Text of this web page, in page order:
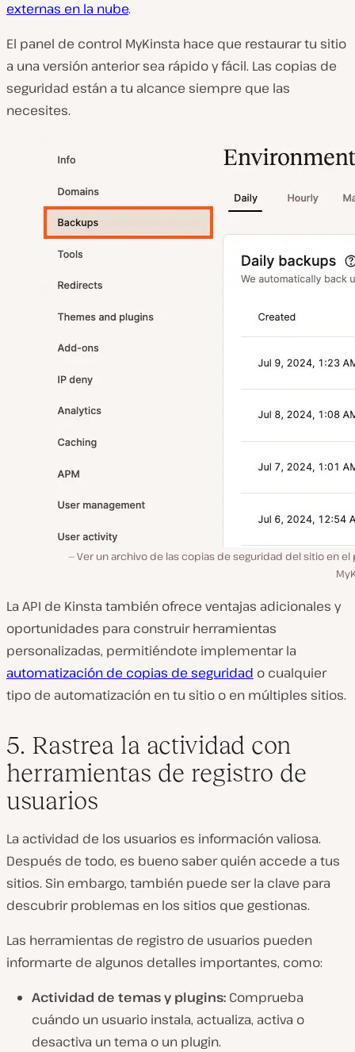
externas en la nube.
El panel de control MyKinsta hace que restaurar tu sitio
a una versión anterior sea rápido y fácil. Las copias de
seguridad están a tu alcance siempre que las
necesites.
Ver un archivo de las copias de seguridad del sitio en el
La API de Kinsta también ofrece ventajas adicionales y
oportunidades para construir herramientas
personalizadas, permitiéndote implementar la
automatización de copias de seguridad o cualquier
tipo de automatización en tu sitio o en múltiples sitios.
5. Rastrea la actividad con
herramientas de registro de
usuarios
La actividad de los usuarios es información valiosa.
Después de todo, es bueno saber quién accede a tus
sitios. Sin embargo, también puede ser la clave para
descubrir problemas en los sitios que gestionas.
Las herramientas de registro de usuarios pueden
informarte de algunos detalles importantes, como:
Actividad de temas y plugins: Comprueba
cuándo un usuario instala, actualiza, activa o
desactiva un tema o un plugin.